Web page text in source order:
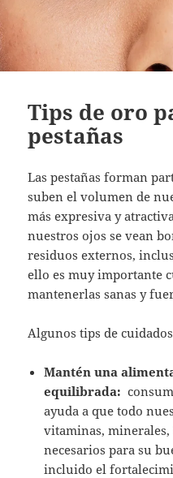
Tips de oro
pestañas
Las pestañas forman
suben el volumen de
más expresiva y
nuestros ojos se vean
residuos externos,
ello es muy importante
mantenerlas sanas y
Algunos tips de
Mantén una
equilibrada:
ayuda a que todo
vitaminas,
necesarios para su
incluido el